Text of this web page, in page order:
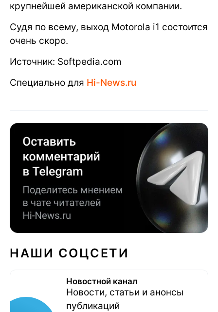
крупнейшей американской компании.
Судя по всему, выход Motorola i1 состоится
очень скоро.
Источник: Softpedia.com
Специально для Hi-News.ru
НАШИ СОЦСЕТИ
Новостной канал
Новости, статьи и анонсы
публикаций